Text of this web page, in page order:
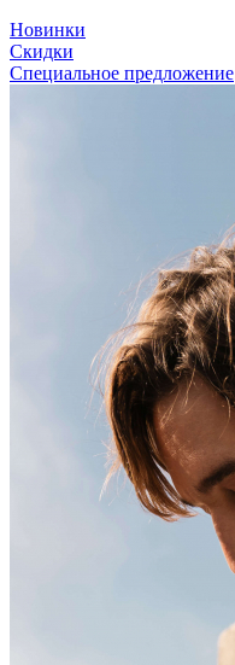
Новинки
Скидки
Специальное предложение